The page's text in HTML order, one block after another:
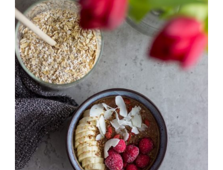
Jela u 30 minuta
Zdrava jela
Keksići
jabukom
06/03/2018